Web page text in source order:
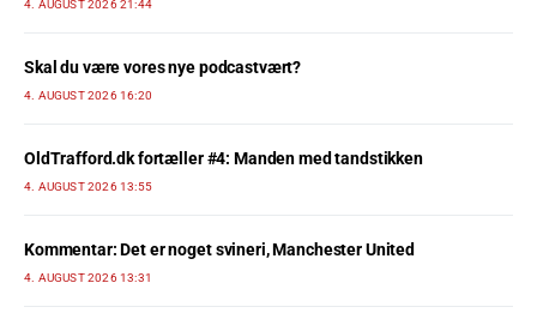
4. AUGUST 2026 21:44
Skal du være vores nye podcastvært?
4. AUGUST 2026 16:20
OldTrafford.dk fortæller #4: Manden med tandstikken
4. AUGUST 2026 13:55
Kommentar: Det er noget svineri, Manchester United
4. AUGUST 2026 13:31